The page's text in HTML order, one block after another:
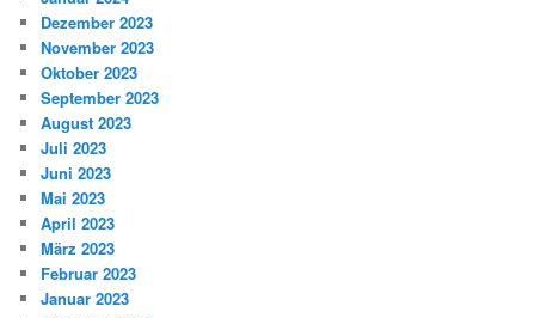
Dezember 2023
November 2023
Oktober 2023
September 2023
August 2023
Juli 2023
Juni 2023
Mai 2023
April 2023
März 2023
Februar 2023
Januar 2023